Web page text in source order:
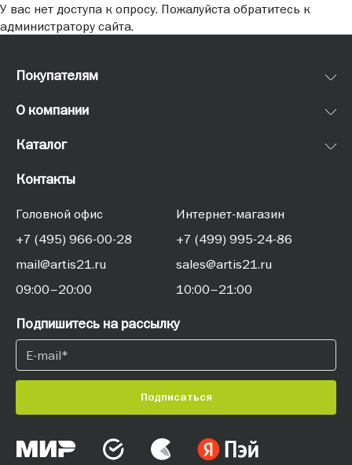
У вас нет доступа к опросу. Пожалуйста обратитесь к
администратору сайта.
Покупателям
О компании
Каталог
Контакты
Головной офис
+7 (495) 966-00-28
mail@artis21.ru
09:00–20:00
Интернет-магазин
+7 (499) 995-24-86
sales@artis21.ru
10:00–21:00
Подпишитесь на рассылку
Подписаться